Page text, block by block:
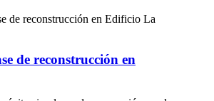
de reconstrucción en